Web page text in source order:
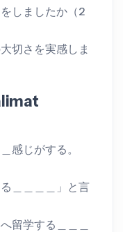
しましたか（2
切さを実感しま
感じがする。
＿＿＿＿」と言
留学する＿＿＿